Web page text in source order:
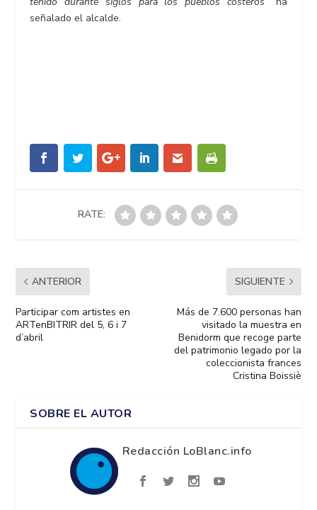
señalado el alcalde.
RATE:
ANTERIOR
Participar com artistes en
ARTenBITRIR del 5, 6 i 7
d’abril
SIGUIENTE
Más de 7.600 personas han
visitado la muestra en
Benidorm que recoge parte
del patrimonio legado por la
coleccionista frances
Cristina Boissiè
SOBRE EL AUTOR
Redacción LoBlanc.info